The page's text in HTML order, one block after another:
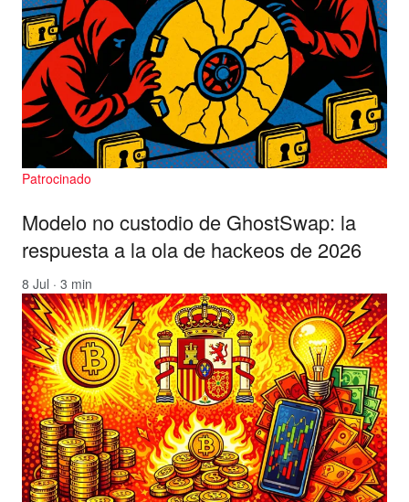
Patrocinado
Modelo no custodio de GhostSwap: la
respuesta a la ola de hackeos de 2026
8 Jul · 3 min